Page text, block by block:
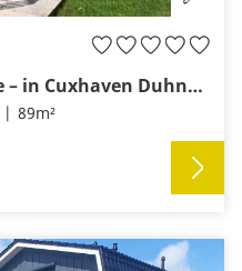
Ferienhaus – Satelsrönne – in Cuxhaven Duhnen
89m²